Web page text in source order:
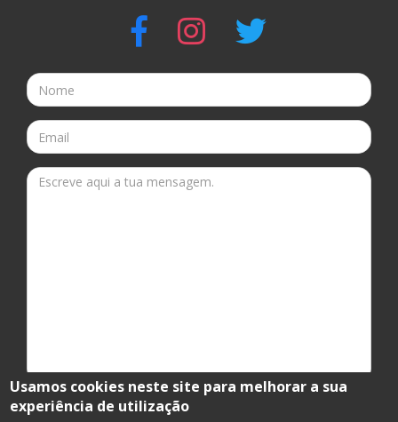
Enviar
Usamos cookies neste site para melhorar a sua
experiência de utilização